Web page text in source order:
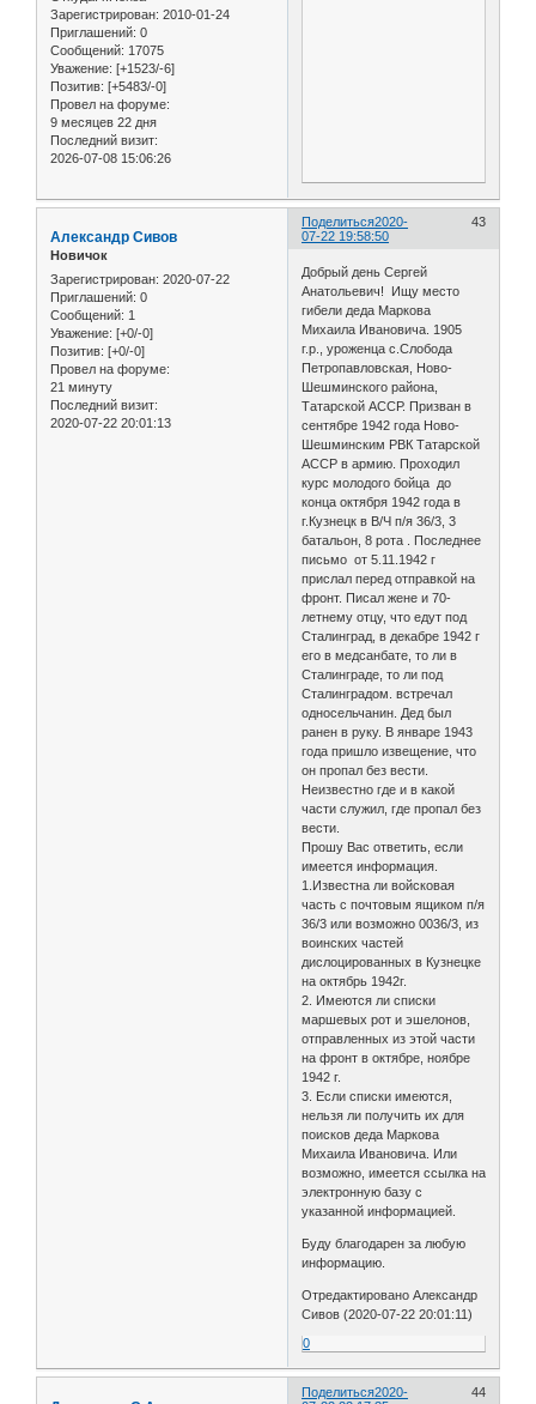
Зарегистрирован: 2010-01-24
Приглашений: 0
Сообщений: 17075
Уважение: [+1523/-6]
Позитив: [+5483/-0]
Провел на форуме:
9 месяцев 22 дня
Последний визит:
2026-07-08 15:06:26
Поделиться 43
2020-
07-22 19:58:50
Александр Сивов
Новичок
Зарегистрирован: 2020-07-22
Приглашений: 0
Сообщений: 1
Уважение: [+0/-0]
Позитив: [+0/-0]
Провел на форуме:
21 минуту
Последний визит:
2020-07-22 20:01:13
Добрый день Сергей
Анатольевич! Ищу место
гибели деда Маркова
Михаила Ивановича. 1905
г.р., уроженца с.Слобода
Петропавловская, Ново-
Шешминского района,
Татарской АССР. Призван в
сентябре 1942 года Ново-
Шешминским РВК Татарской
АССР в армию. Проходил
курс молодого бойца до
конца октября 1942 года в
г.Кузнецк в В/Ч п/я 36/3, 3
батальон, 8 рота . Последнее
письмо от 5.11.1942 г
прислал перед отправкой на
фронт. Писал жене и 70-
летнему отцу, что едут под
Сталинград, в декабре 1942 г
его в медсанбате, то ли в
Сталинграде, то ли под
Сталинградом. встречал
односельчанин. Дед был
ранен в руку. В январе 1943
года пришло извещение, что
он пропал без вести.
Неизвестно где и в какой
части служил, где пропал без
вести.
Прошу Вас ответить, если
имеется информация.
1.Известна ли войсковая
часть с почтовым ящиком п/я
36/3 или возможно 0036/3, из
воинских частей
дислоцированных в Кузнецке
на октябрь 1942г.
2. Имеются ли списки
маршевых рот и эшелонов,
отправленных из этой части
на фронт в октябре, ноябре
1942 г.
3. Если списки имеются,
нельзя ли получить их для
поисков деда Маркова
Михаила Ивановича. Или
возможно, имеется ссылка на
электронную базу с
указанной информацией.
Буду благодарен за любую
информацию.
Отредактировано Александр
Сивов (2020-07-22 20:01:11)
0
Поделиться 44
2020-